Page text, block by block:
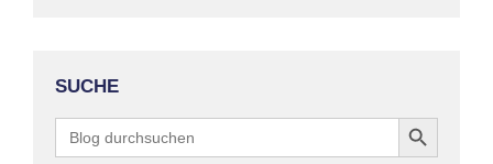
SUCHE
for:
Search Button